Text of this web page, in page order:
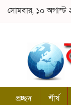
সোমবার, ১০ অগাস্ট
প্রচ্ছদ শীর্ষ